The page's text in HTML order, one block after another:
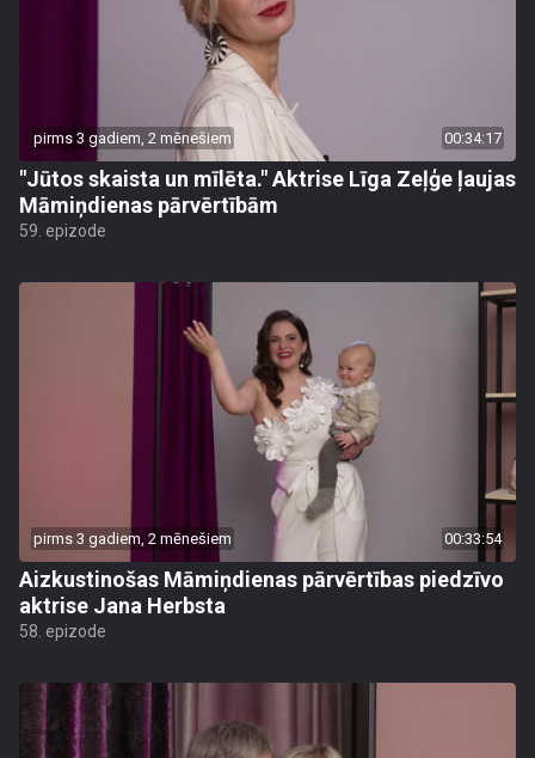
pirms 3 gadiem, 2 mēnešiem 00:34:17
"Jūtos skaista un mīlēta." Aktrise Līga Zeļģe ļaujas
Māmiņdienas pārvērtībām
59. epizode
pirms 3 gadiem, 2 mēnešiem 00:33:54
Aizkustinošas Māmiņdienas pārvērtības piedzīvo
aktrise Jana Herbsta
58. epizode